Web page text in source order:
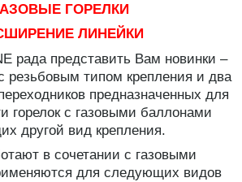
ГОРЕЛКИ
ЛИНЕЙКИ
рада представить Вам новинки –
резьбовым типом крепления и два
предназначенных для
горелок с газовыми баллонами
другой вид крепления.
в сочетании с газовыми
для следующих видов